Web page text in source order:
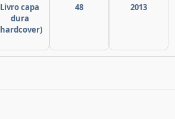
Livro capa
dura
48 2013